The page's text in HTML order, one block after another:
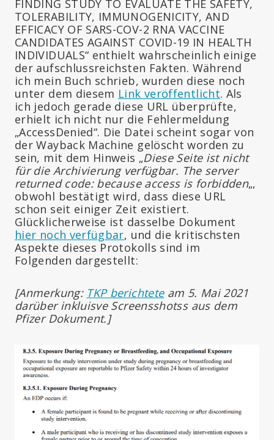
FINDING STUDY TO EVALUATE THE SAFETY,
TOLERABILITY, IMMUNOGENICITY, AND
EFFICACY OF SARS-COV-2 RNA VACCINE
CANDIDATES AGAINST COVID-19 IN HEALTH
INDIVIDUALS“ enthielt wahrscheinlich einige
der aufschlussreichsten Fakten. Während
ich mein Buch schrieb, wurden diese noch
unter dem diesem Link veröffentlicht. Als
ich jedoch gerade diese URL überprüfte,
erhielt ich nicht nur die Fehlermeldung
„AccessDenied“. Die Datei scheint sogar von
der Wayback Machine gelöscht worden zu
sein, mit dem Hinweis „Diese Seite ist nicht
für die Archivierung verfügbar. The server
returned code: because access is forbidden„,
obwohl bestätigt wird, dass diese URL
schon seit einiger Zeit existiert.
Glücklicherweise ist dasselbe Dokument
hier noch verfügbar, und die kritischsten
Aspekte dieses Protokolls sind im
Folgenden dargestellt:
[Anmerkung: TKP berichteteam 5. Mai 2021
darüber inkluisve Screensshotss aus dem
Pfizer Dokument.]